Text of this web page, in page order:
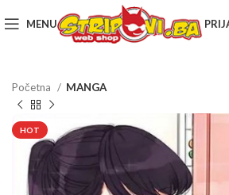
MENU
Početna MANGA
HOT